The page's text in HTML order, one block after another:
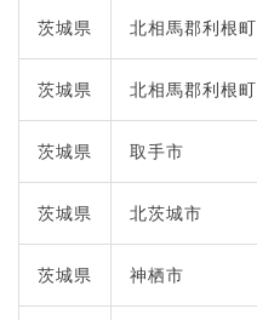
茨城県 北相馬郡利根町
茨城県 北相馬郡利根町
茨城県 取手市
茨城県 北茨城市
茨城県 神栖市